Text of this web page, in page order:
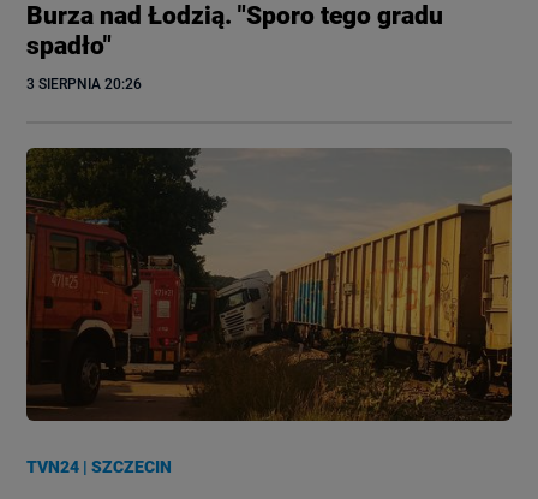
Burza nad Łodzią. "Sporo tego gradu
spadło"
3 SIERPNIA 20:26
TVN24 |SZCZECIN